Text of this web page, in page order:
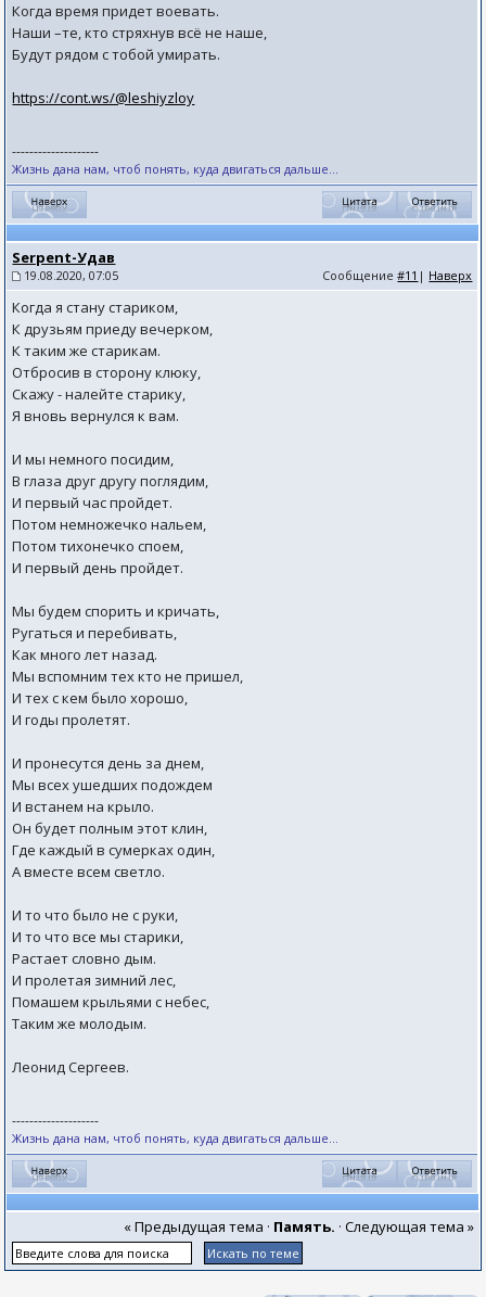
Когда время придет воевать.
Наши –те, кто стряхнув всё не наше,
Будут рядом с тобой умирать.
https://cont.ws/@leshiyzloy
--------------------
Жизнь дана нам, чтоб понять, куда двигаться дальше...
Serpent-Удав
19.08.2020, 07:05 Сообщение#11 | Наверх
Когда я стану стариком,
К друзьям приеду вечерком,
К таким же старикам.
Отбросив в сторону клюку,
Скажу - налейте старику,
Я вновь вернулся к вам.
И мы немного посидим,
В глаза друг другу поглядим,
И первый час пройдет.
Потом немножечко нальем,
Потом тихонечко споем,
И первый день пройдет.
Мы будем спорить и кричать,
Ругаться и перебивать,
Как много лет назад.
Мы вспомним тех кто не пришел,
И тех с кем было хорошо,
И годы пролетят.
И пронесутся день за днем,
Мы всех ушедших подождем
И встанем на крыло.
Он будет полным этот клин,
Где каждый в сумерках один,
А вместе всем светло.
И то что было не с руки,
И то что все мы старики,
Растает словно дым.
И пролетая зимний лес,
Помашем крыльями с небес,
Таким же молодым.
Леонид Сергеев.
--------------------
Жизнь дана нам, чтоб понять, куда двигаться дальше...
« Предыдущая тема · Память. · Следующая тема »